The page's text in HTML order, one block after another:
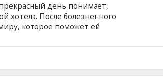
день понимает,
хотела. После болезненного
которое поможет ей